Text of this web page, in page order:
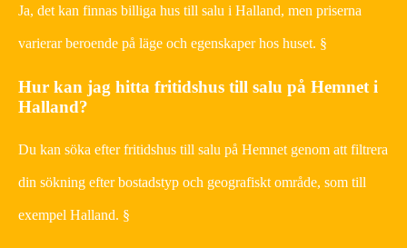
Ja, det kan finnas billiga hus till salu i Halland, men priserna
varierar beroende på läge och egenskaper hos huset. §
Hur kan jag hitta fritidshus till salu på Hemnet i
Halland?
Du kan söka efter fritidshus till salu på Hemnet genom att filtrera
din sökning efter bostadstyp och geografiskt område, som till
exempel Halland. §